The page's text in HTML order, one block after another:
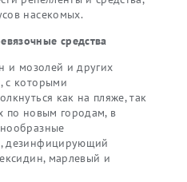
насекомых.
средства
и мозолей и других
с которыми
как на пляже, так
по новым городам, в
дезинфицирующий
марлевый и